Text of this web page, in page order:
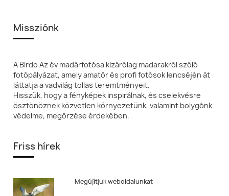
Missziónk
A Birdo Az év madárfotósa kizárólag madarakról szóló
fotópályázat, amely amatőr és profi fotósok lencséjén át
láttatja a vadvilág tollas teremtményeit.
Hisszük, hogy a fényképek inspirálnak, és cselekvésre
ösztönöznek közvetlen környezetünk, valamint bolygónk
védelme, megőrzése érdekében.
Friss hírek
Megújítjuk weboldalunkat